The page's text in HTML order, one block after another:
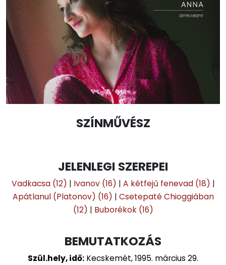
SZÍNMŰVÉSZ
JELENLEGI SZEREPEI
Vadkacsa (12) | Ivanov (16) | A kétfejű fenevad (18) |
Apátlanul (Platonov) (16) | Csetepaté Chioggiában
(12) | Buborékok (16)
BEMUTATKOZÁS
Szül.hely, idő: Kecskemét, 1995. március 29.